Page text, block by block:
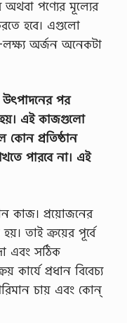
অথবা পণ্যের মূল্যের
হবে। এগুলো
লক্ষ্য অর্জন অনেকটা
উৎপাদনের পর
এই কাজগুলো
কোন প্রতিষ্ঠান
পারবে না। এই
কাজ। প্রয়োজনের
তাই ক্রয়ের পূর্বে
এবং সঠিক
কার্যে প্রধান বিবেচ্য
চায় এবং কোন্